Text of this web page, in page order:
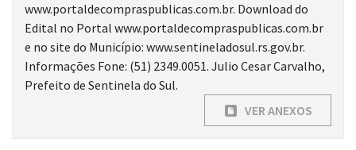
www.portaldecompraspublicas.com.br. Download do
Edital no Portal www.portaldecompraspublicas.com.br
e no site do Município: www.sentineladosul.rs.gov.br.
Informações Fone: (51) 2349.0051. Julio Cesar Carvalho,
Prefeito de Sentinela do Sul.
VER ANEXOS